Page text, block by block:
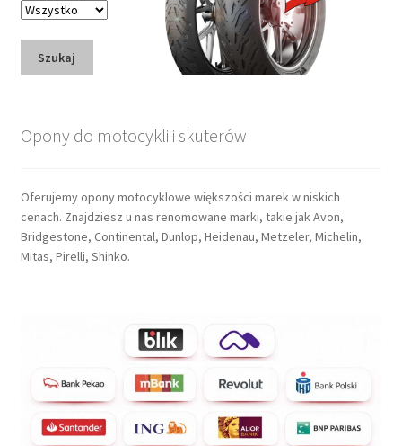
Szukaj
Opony do motocykli i skuterów
Oferujemy opony motocyklowe większości marek w niskich
cenach. Znajdziesz u nas renomowane marki, takie jak Avon,
Bridgestone, Continental, Dunlop, Heidenau, Metzeler, Michelin,
Mitas, Pirelli, Shinko.